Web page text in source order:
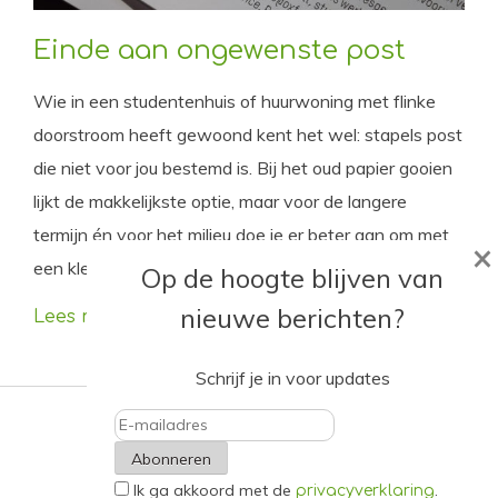
Einde aan ongewenste post
Wie in een studentenhuis of huurwoning met flinke
doorstroom heeft gewoond kent het wel: stapels post
die niet voor jou bestemd is. Bij het oud papier gooien
lijkt de makkelijkste optie, maar voor de langere
termijn én voor het milieu doe je er beter aan om met
een klein beetje moeite er voorgoed vanaf te komen.
Lees meer
Op de hoogte blijven van
nieuwe berichten?
Schrijf je in voor updates
E-
mailadres
Ik ga akkoord met de privacyverklaring.
×